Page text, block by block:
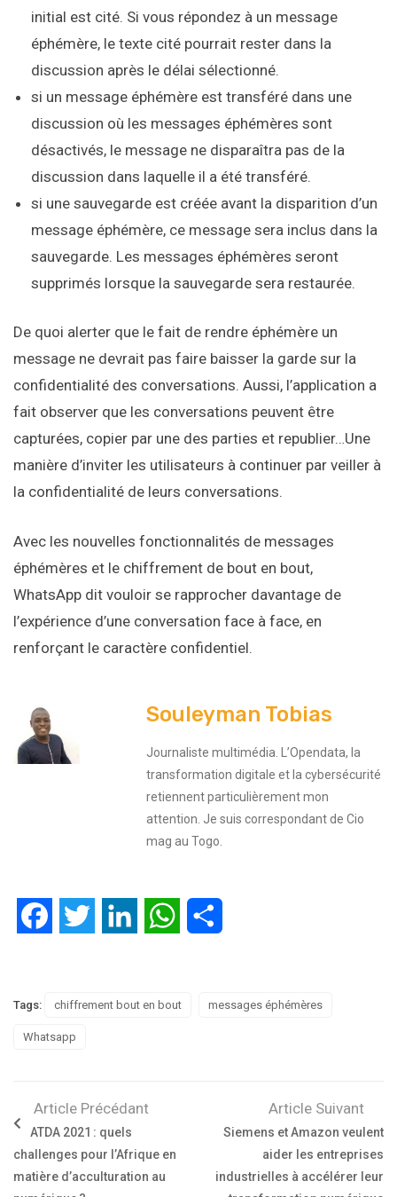
initial est cité. Si vous répondez à un message
éphémère, le texte cité pourrait rester dans la
discussion après le délai sélectionné.
si un message éphémère est transféré dans une
discussion où les messages éphémères sont
désactivés, le message ne disparaîtra pas de la
discussion dans laquelle il a été transféré.
si une sauvegarde est créée avant la disparition d’un
message éphémère, ce message sera inclus dans la
sauvegarde. Les messages éphémères seront
supprimés lorsque la sauvegarde sera restaurée.
De quoi alerter que le fait de rendre éphémère un
message ne devrait pas faire baisser la garde sur la
confidentialité des conversations. Aussi, l’application a
fait observer que les conversations peuvent être
capturées, copier par une des parties et republier…Une
manière d’inviter les utilisateurs à continuer par veiller à
la confidentialité de leurs conversations.
Avec les nouvelles fonctionnalités de messages
éphémères et le chiffrement de bout en bout,
WhatsApp dit vouloir se rapprocher davantage de
l’expérience d’une conversation face à face, en
renforçant le caractère confidentiel.
Souleyman Tobias
Journaliste multimédia. L’Opendata, la
transformation digitale et la cybersécurité
retiennent particulièrement mon
attention. Je suis correspondant de Cio
mag au Togo.
FacebookTwitter LinkedIn WhatsApp
Tags: chiffrement bout en bout messages éphémères
Whatsapp
Article Précédant
ATDA 2021 : quels
challenges pour l’Afrique en
matière d’acculturation au
Article Suivant
Siemens et Amazon veulent
aider les entreprises
industrielles à accélérer leur